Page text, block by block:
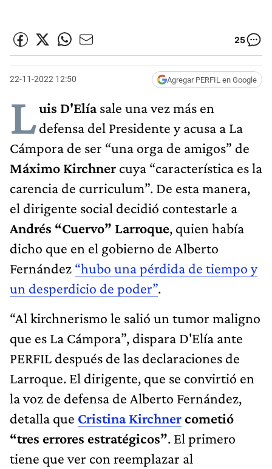
25
22-11-2022 12:50 Agregar PERFIL en Google
Luis D'Elíasale una vez más en
defensa del Presidente y acusa a La
Cámpora de ser “una orga de amigos” de
Máximo Kirchner cuya “característica es la
carencia de curriculum”. De esta manera,
el dirigente social decidió contestarle a
Andrés “Cuervo” Larroque, quien había
dicho que en el gobierno de Alberto
Fernández “hubo una pérdida de tiempo y
un desperdicio de poder”.
“Al kirchnerismo le salió un tumor maligno
que es La Cámpora”, dispara D'Elía ante
PERFIL después de las declaraciones de
Larroque. El dirigente, que se convirtió en
la voz de defensa de Alberto Fernández,
detalla que Cristina Kirchnercometió
“tres errores estratégicos”. El primero
tiene que ver con reemplazar al